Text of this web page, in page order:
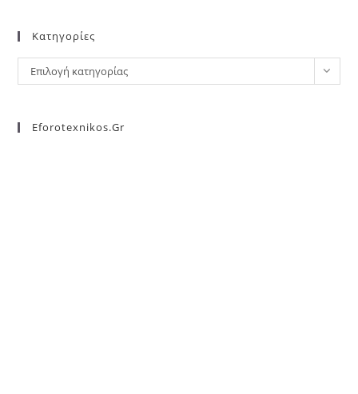
Kατηγορίες
Επιλογή κατηγορίας
Eforotexnikos.gr